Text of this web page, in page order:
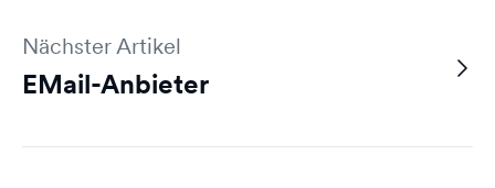
Nächster Artikel
EMail-Anbieter